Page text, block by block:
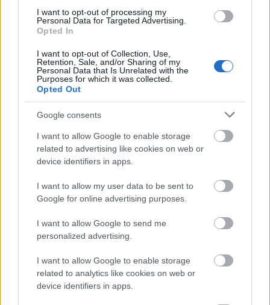
I want to opt-out of processing my
Personal Data for Targeted Advertising.
Opted In
I want to opt-out of Collection, Use,
Retention, Sale, and/or Sharing of my
Personal Data that Is Unrelated with the
Purposes for which it was collected.
Opted Out
Google consents
I want to allow Google to enable storage
related to advertising like cookies on web or
device identifiers in apps.
I want to allow my user data to be sent to
Google for online advertising purposes.
I want to allow Google to send me
personalized advertising.
I want to allow Google to enable storage
related to analytics like cookies on web or
device identifiers in apps.
megtegyék a szükséges lépéseket.
ezért nem is gondoljuk, hogy másoknak esélyük
sincs rá.
És mindig van hová fejlődni. Ezt bizonyítja két
kedvenc innovációnk a témában:
Zöld piszoár, ami a kézmosással öblít >>>
Hasznosítsuk a vizeletünket és locsoljunk vele
Ez a világnap erre a tényre igyekszik rávilágítani és
veszélyeit.
tekinti alapvető feladatának ebben a témában
mindent megtenni. A WTO (World Toilet
Organization) munkájáról